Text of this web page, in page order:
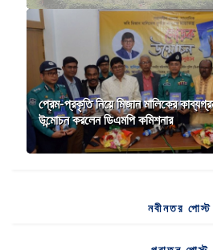
প্রেম-প্রকৃতি নিয়ে মিজান মালিকের
উন্মোচন করলেন ডিএমপি কমিশনার
নবীনতর পোস্ট